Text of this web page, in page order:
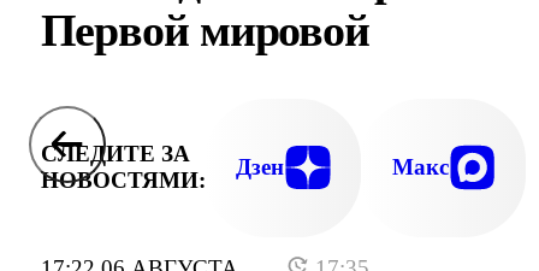
Первой мировой
СЛЕДИТЕ ЗА
НОВОСТЯМИ:
Дзен Макс